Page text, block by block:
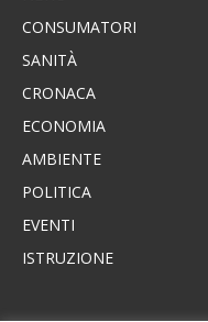
CONSUMATORI
SANITÀ
CRONACA
ECONOMIA
AMBIENTE
POLITICA
EVENTI
ISTRUZIONE